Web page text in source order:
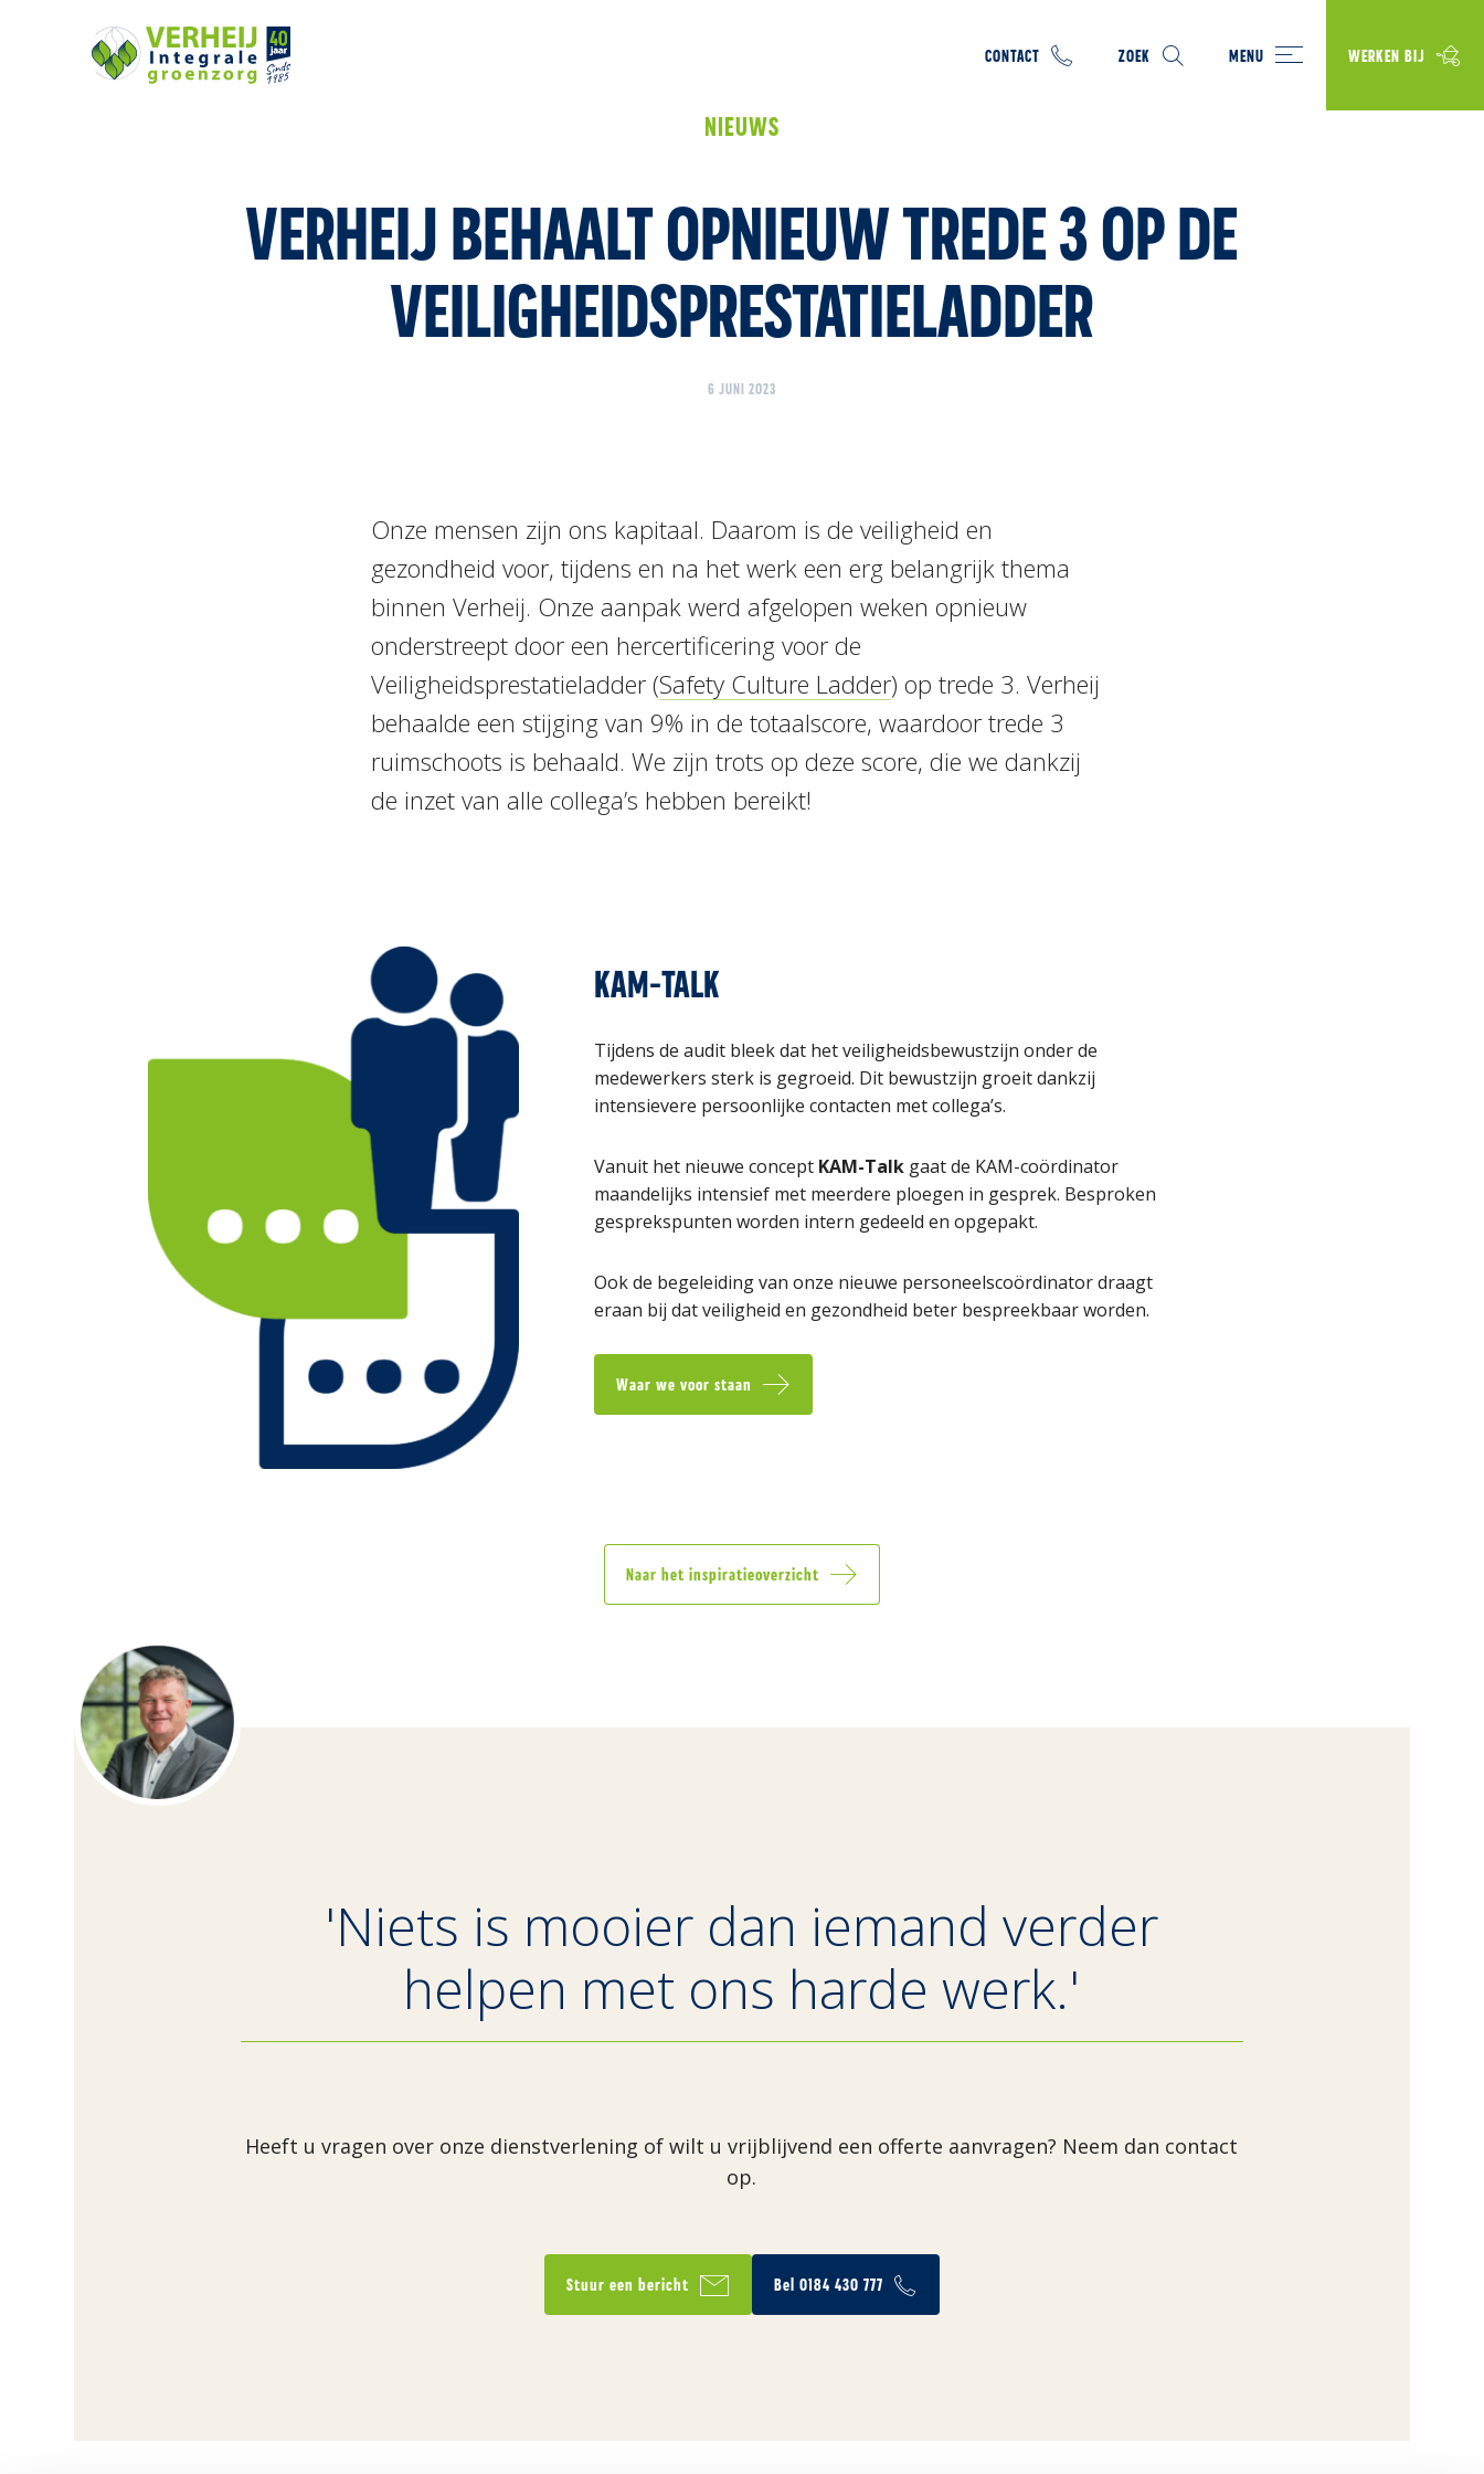
CONTACT ZOEK MENU WERKEN BIJ
NIEUWS
VERHEIJ BEHAALT OPNIEUW TREDE 3 OP DE
VEILIGHEIDSPRESTATIELADDER
6 JUNI 2023
Onze mensen zijn ons kapitaal. Daarom is de veiligheid en
gezondheid voor, tijdens en na het werk een erg belangrijk thema
binnen Verheij. Onze aanpak werd afgelopen weken opnieuw
onderstreept door een hercertificering voor de
Veiligheidsprestatieladder (Safety Culture Ladder) op trede 3. Verheij
behaalde een stijging van 9% in de totaalscore, waardoor trede 3
ruimschoots is behaald. We zijn trots op deze score, die we dankzij
de inzet van alle collega’s hebben bereikt!
KAM-TALK
Tijdens de audit bleek dat het veiligheidsbewustzijn onder de
medewerkers sterk is gegroeid. Dit bewustzijn groeit dankzij
intensievere persoonlijke contacten met collega’s.
Vanuit het nieuwe concept KAM-Talkgaat de KAM-coördinator
maandelijks intensief met meerdere ploegen in gesprek. Besproken
gesprekspunten worden intern gedeeld en opgepakt.
Ook de begeleiding van onze nieuwe personeelscoördinator draagt
eraan bij dat veiligheid en gezondheid beter bespreekbaar worden.
Waar we voor staan
Naar het inspiratieoverzicht
'Niets is mooier dan iemand verder
helpen met ons harde werk.'
Heeft u vragen over onze dienstverlening of wilt u vrijblijvend een offerte aanvragen? Neem dan contact
op.
Stuur een bericht Bel 0184 430 777